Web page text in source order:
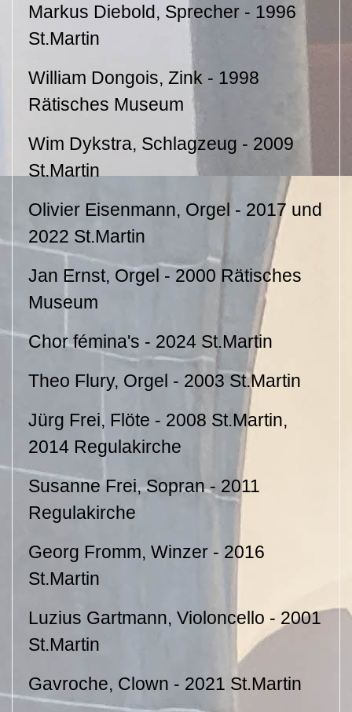
Markus Diebold, Sprecher - 1996
St.Martin
William Dongois, Zink - 1998
Rätisches Museum
Wim Dykstra, Schlagzeug - 2009
St.Martin
Olivier Eisenmann, Orgel - 2017 und
2022 St.Martin
Jan Ernst, Orgel - 2000 Rätisches
Museum
Chor fémina's - 2024 St.Martin
Theo Flury, Orgel - 2003 St.Martin
Jürg Frei, Flöte - 2008 St.Martin,
2014 Regulakirche
Susanne Frei, Sopran - 2011
Regulakirche
Georg Fromm, Winzer - 2016
St.Martin
Luzius Gartmann, Violoncello - 2001
St.Martin
Gavroche, Clown - 2021 St.Martin